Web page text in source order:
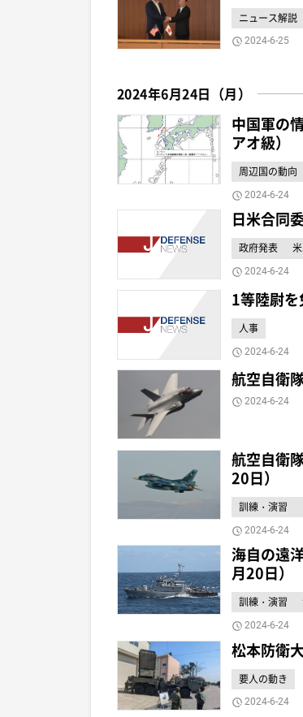
ニュース解説
2024-6-25
2024年6月24日（月）
中国軍の
アオ級）
周辺国の動向
2024-6-24
日米合同
政府発表
2024-6-24
1等陸尉
人事
2024-6-24
航空自衛
2024-6-24
航空自衛
20日）
訓練・演習
2024-6-24
海自の遠
月20日）
訓練・演習
2024-6-24
松本防衛
要人の動き
2024-6-24